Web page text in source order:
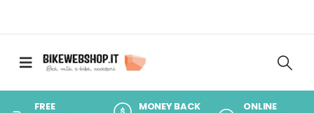
FREE MONEY BACK ONLINE